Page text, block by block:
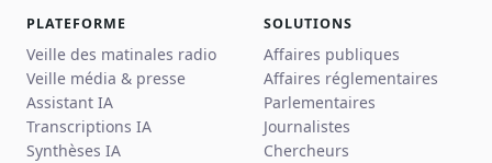
PLATEFORME
Veille des matinales radio
Veille média & presse
Assistant IA
Transcriptions IA
Synthèses IA
SOLUTIONS
Affaires publiques
Affaires réglementaires
Parlementaires
Journalistes
Chercheurs